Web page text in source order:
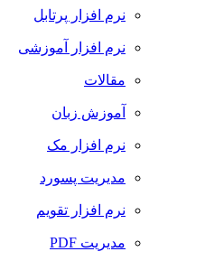
نرم افزار پرتابل
نرم افزار آموزشی
مقالات
آموزش زبان
نرم افزار مک
مدیریت پسورد
نرم افزار تقویم
مدیریت PDF